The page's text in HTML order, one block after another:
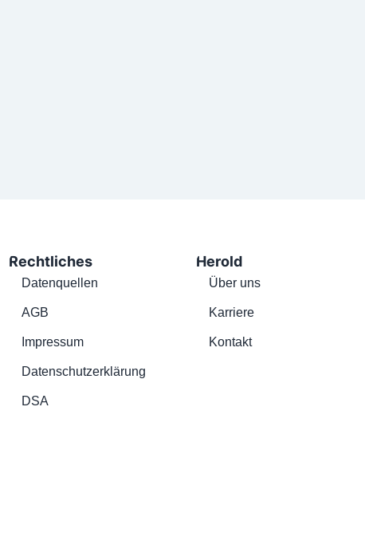
Rechtliches
Datenquellen
AGB
Impressum
Datenschutzerklärung
DSA
Herold
Über uns
Karriere
Kontakt